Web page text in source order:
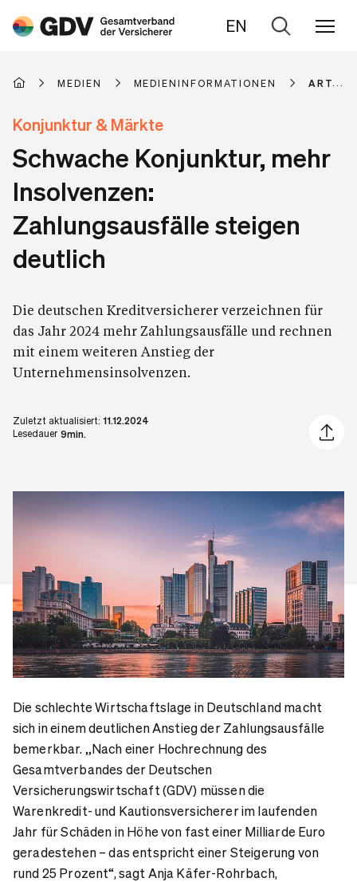
EN
Zur
MEDIEN MEDIENINFORMATIONEN
Konjunktur & Märkte
Schwache Konjunktur, mehr
Insolvenzen:
Zahlungsausfälle steigen
deutlich
Die deutschen Kreditversicherer verzeichnen für
das Jahr 2024 mehr Zahlungsausfälle und rechnen
mit einem weiteren Anstieg der
Unternehmensinsolvenzen.
Zuletzt aktualisiert: 11.12.2024
Lesedauer 9min.
Artikel
Die schlechte Wirtschaftslage in Deutschland macht
sich in einem deutlichen Anstieg der Zahlungsausfälle
bemerkbar. „Nach einer Hochrechnung des
Gesamtverbandes der Deutschen
Versicherungswirtschaft (GDV) müssen die
Warenkredit- und Kautionsversicherer im laufenden
Jahr für Schäden in Höhe von fast einer Milliarde Euro
geradestehen – das entspricht einer Steigerung von
rund 25 Prozent“, sagt Anja Käfer-Rohrbach,